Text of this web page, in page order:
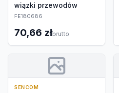
wiązki przewodów
FE180686
70,66 złbrutto
SENCOM